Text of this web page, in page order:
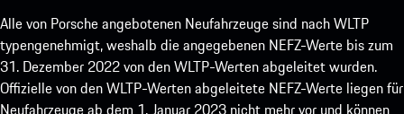
Alle von Porsche angebotenen Neufahrzeuge sind nach WLTP
typengenehmigt, weshalb die angegebenen NEFZ-Werte bis zum
31. Dezember 2022 von den WLTP-Werten abgeleitet wurden.
Offizielle von den WLTP-Werten abgeleitete NEFZ-Werte liegen für
Neufahrzeuge ab dem 1. Januar 2023 nicht mehr vor und können